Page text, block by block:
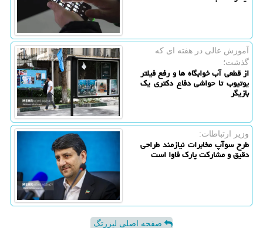
آموزش عالی در هفته ای كه
گذشت؛
از قطعی آب خوابگاه ها و رفع فیلتر
یوتیوب تا حواشی دفاع دکتری یک
بازیگر
وزیر ارتباطات:
طرح سوآپ مخابرات نیازمند طراحی
دقیق و مشارکت پارک فاوا است
صفحه اصلی لیزرتگ